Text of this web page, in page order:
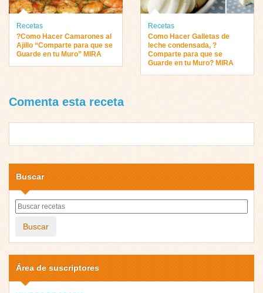
Recetas
?Como Hacer Camarones al
Ajillo “Comparte para que se
Guarde en tu Muro” MIRA
Recetas
Como Hacer Galletas de
leche condensada, ?
Comparte para que se
Guarde en tu Muro? MIRA
Comenta esta receta
Buscar
Buscar
Área de suscriptores